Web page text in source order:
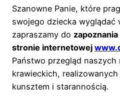
Szanowne Panie, które
swojego dziecka wyglądać
zapraszamy do
stronie internetowej
Państwo przegląd naszych
krawieckich,
kunsztem i starannością.